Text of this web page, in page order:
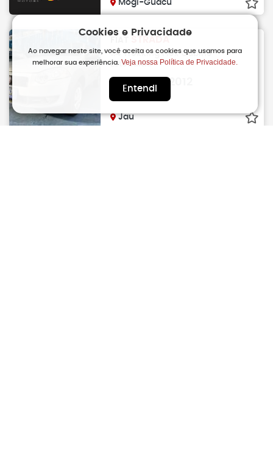
Mogi-Guacu
1.4 Trekking Flex Cabine
Estendida
2012
Jau
Cookies e Privacidade
Ao navegar neste site, você aceita os cookies que usamos para
melhorar sua experiência.Veja nossa Política de Privacidade.
Entendi